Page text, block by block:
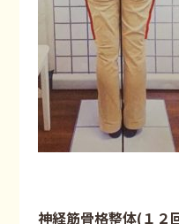
神経筋骨格整体(１２